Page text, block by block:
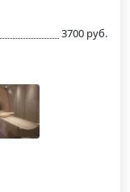
3700 руб.